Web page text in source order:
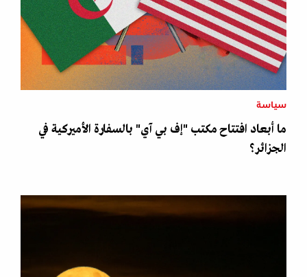
سياسة
ما أبعاد افتتاح مكتب "إف بي آي" بالسفارة الأميركية في
الجزائر؟